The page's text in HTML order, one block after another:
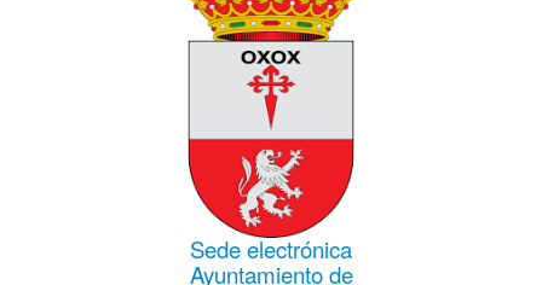
Sede electrónica
Ayuntamiento de